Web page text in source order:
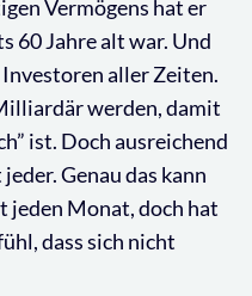
Vermögens hat er
60 Jahre alt war. Und
aller Zeiten.
werden, damit
ist. Doch ausreichend
Genau das kann
jeden Monat, doch hat
dass sich nicht